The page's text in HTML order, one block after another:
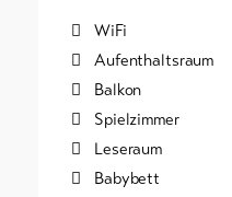
WiFi
Aufenthaltsraum
Balkon
Spielzimmer
Leseraum
Babybett